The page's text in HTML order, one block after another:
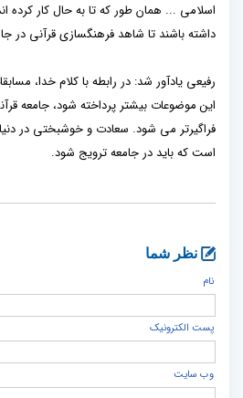
اسلامی ... همان طور که تا به حال کار کرده
داشته باشند تا شاهد فرهنگسازی قرآنی در
رفیعی یادآور شد: در رابطه با کلام خدا،
این موضوعات‌ بیشتر پرداخته شود، جامعه
فراگیرتر می شود. سعادت و خوشبختی در
است که باید در جامعه ترویج شود.
نظر شما
نام
پست الكترونيک
وب سایت